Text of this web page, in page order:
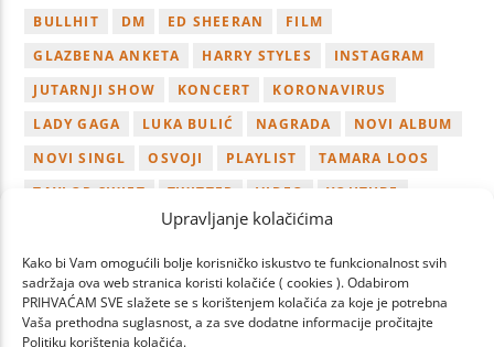
Upravljanje kolačićima
Kako bi Vam omogućili bolje korisničko iskustvo te funkcionalnost svih
sadržaja ova web stranica koristi kolačiće ( cookies ). Odabirom
PRIHVAĆAM SVE slažete se s korištenjem kolačića za koje je potrebna
Vaša prethodna suglasnost, a za sve dodatne informacije pročitajte
Politiku korištenja kolačića.
BULLHIT
DM ED SHEERAN
FILM
GLAZBENA ANKETA
HARRY STYLES
INSTAGRAM
JUTARNJI SHOW
KONCERT
KORONAVIRUS
LADY GAGA
LUKA BULIĆ NAGRADA
NOVI ALBUM
NOVI SINGL
OSVOJI PLAYLIST
TAMARA LOOS
TAYLOR SWIFT
TWITTER VIDEO
YOUTUBE